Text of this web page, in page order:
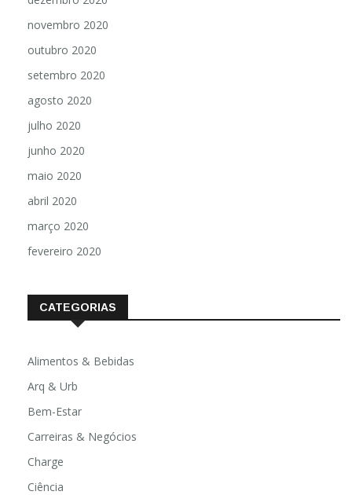
novembro 2020
outubro 2020
setembro 2020
agosto 2020
julho 2020
junho 2020
maio 2020
abril 2020
março 2020
fevereiro 2020
CATEGORIAS
Alimentos & Bebidas
Arq & Urb
Bem-Estar
Carreiras & Negócios
Charge
Ciência